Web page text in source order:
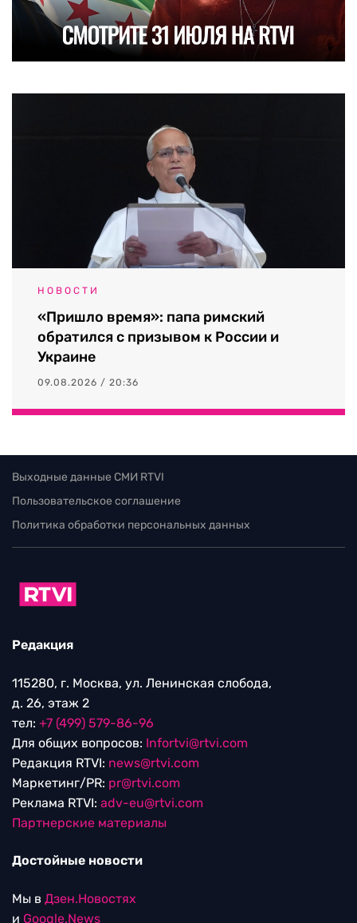
НОВОСТИ
«Пришло время»: папа римский
обратился с призывом к России и
Украине
09.08.2026 / 20:36
Выходные данные СМИ RTVI
Пользовательское соглашение
Политика обработки персональных данных
Редакция
115280, г. Москва, ул. Ленинская слобода,
д. 26, этаж 2
тел: +7 (499) 579-86-96
Для общих вопросов: Infortvi@rtvi.com
Редакция RTVI: news@rtvi.com
Маркетинг/PR: pr@rtvi.com
Реклама RTVI: adv-eu@rtvi.com
Партнерские материалы
Достойные новости
Мы в Дзен.Новостях
и Google.News